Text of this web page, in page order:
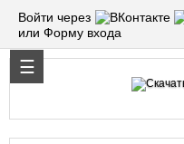
Войти через
или Форму входа